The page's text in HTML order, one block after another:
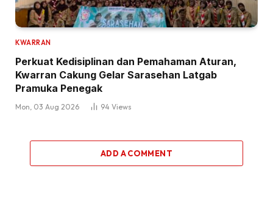
KWARRAN
Perkuat Kedisiplinan dan Pemahaman Aturan,
Kwarran Cakung Gelar Sarasehan Latgab
Pramuka Penegak
Mon, 03 Aug 2026 94 Views
ADD A COMMENT